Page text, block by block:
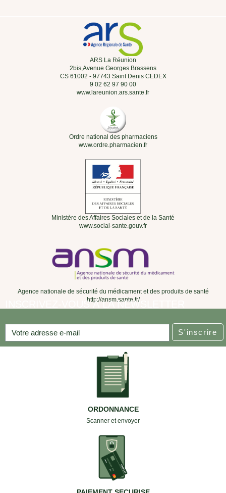
ARS La Réunion
2bis,Avenue Georges Brassens
CS 61002 - 97743 Saint Denis CEDEX
9 02 62 97 90 00
www.lareunion.ars.sante.fr
Ordre national des pharmaciens
www.ordre.pharmacien.fr
Ministère des Affaires Sociales et de la Santé
www.social-sante.gouv.fr
Agence nationale de sécurité du médicament et des produits de santé
http://ansm.sante.fr/
INSCRIVEZ-VOUS À LA NEWSLETTER
S'inscrire
ORDONNANCE
Scanner et envoyer